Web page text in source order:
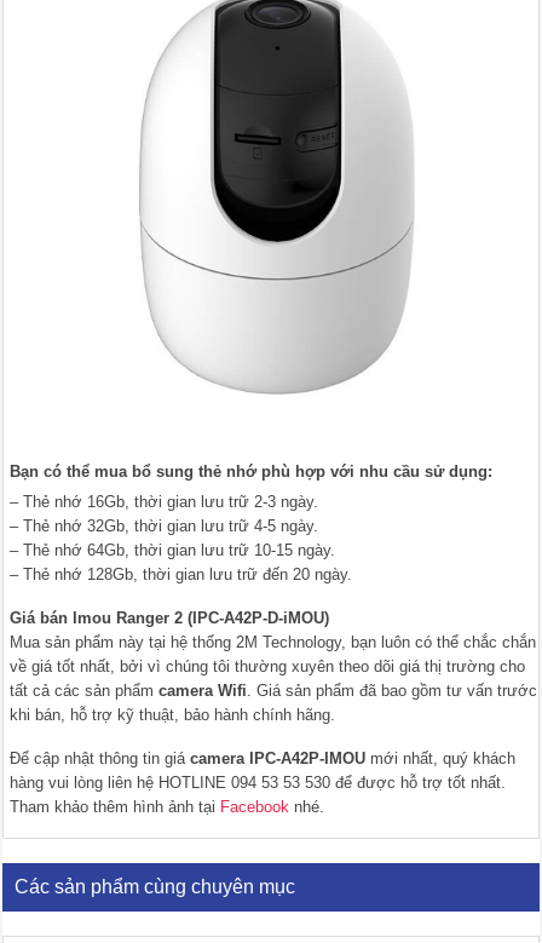
Bạn có thể mua bổ sung thẻ nhớ phù hợp với nhu cầu sử dụng:
– Thẻ nhớ 16Gb, thời gian lưu trữ 2-3 ngày.
– Thẻ nhớ 32Gb, thời gian lưu trữ 4-5 ngày.
– Thẻ nhớ 64Gb, thời gian lưu trữ 10-15 ngày.
– Thẻ nhớ 128Gb, thời gian lưu trữ đến 20 ngày.
Giá bán Imou Ranger 2 (IPC-A42P-D-iMOU)
Mua sản phẩm này tại hệ thống 2M Technology, bạn luôn có thể chắc chắn
về giá tốt nhất, bởi vì chúng tôi thường xuyên theo dõi giá thị trường cho
tất cả các sản phẩmcamera Wifi . Giá sản phẩm đã bao gồm tư vấn trước
khi bán, hỗ trợ kỹ thuật, bảo hành chính hãng.
Để cập nhật thông tin giácamera IPC-A42P-IMOU mới nhất, quý khách
hàng vui lòng liên hệ HOTLINE 094 53 53 530 để được hỗ trợ tốt nhất.
Tham khảo thêm hình ảnh tại Facebook nhé.
Các sản phẩm cùng chuyên mục